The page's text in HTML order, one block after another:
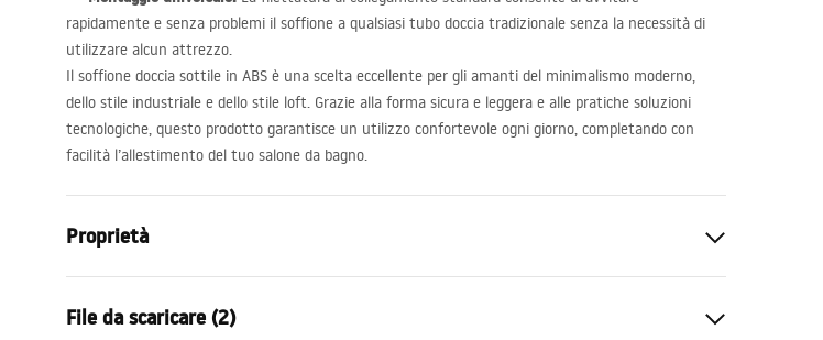
rapidamente e senza problemi il soffione a qualsiasi tubo doccia tradizionale senza la necessità di
utilizzare alcun attrezzo.
Il soffione doccia sottile in ABS è una scelta eccellente per gli amanti del minimalismo moderno,
dello stile industriale e dello stile loft. Grazie alla forma sicura e leggera e alle pratiche soluzioni
tecnologiche, questo prodotto garantisce un utilizzo confortevole ogni giorno, completando con
facilità l’allestimento del tuo salone da bagno.
Proprietà
Materiale
File da scaricare (2)